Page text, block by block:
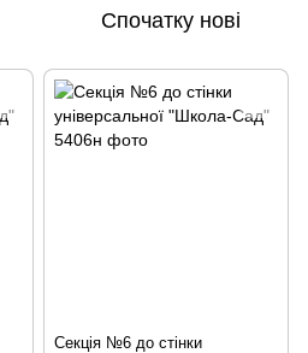
Спочатку нові
Секція №6 до стінки